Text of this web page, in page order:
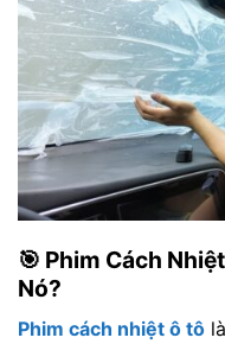
🎯 Phim Cách
Nó?
Phim cách nhiệt ô tô